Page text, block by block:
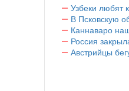
Узбеки любят
В Псковскую
Каннаваро
Россия
Австрийцы